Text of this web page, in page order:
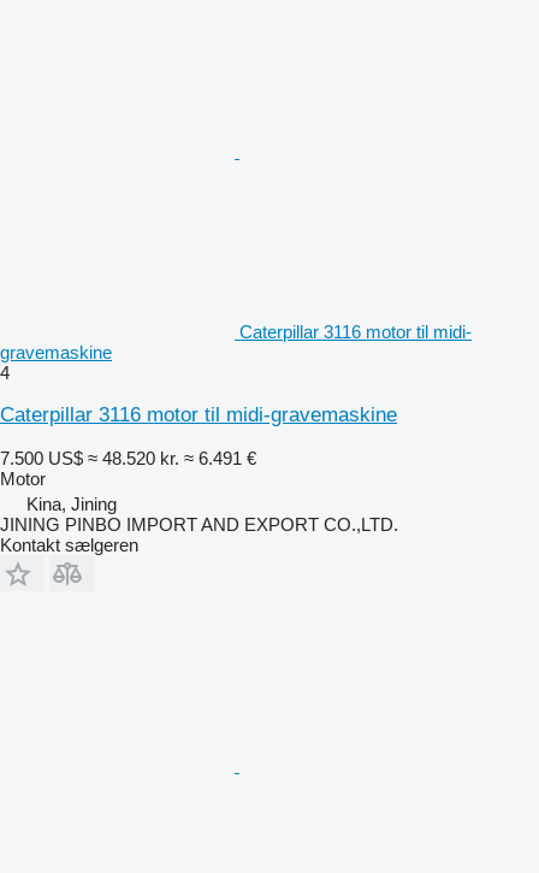
Caterpillar 3116 motor til midi-
gravemaskine
4
Caterpillar 3116 motor til midi-gravemaskine
7.500 US$ ≈ 48.520 kr. ≈ 6.491 €
Motor
Kina, Jining
JINING PINBO IMPORT AND EXPORT CO.,LTD.
Kontakt sælgeren